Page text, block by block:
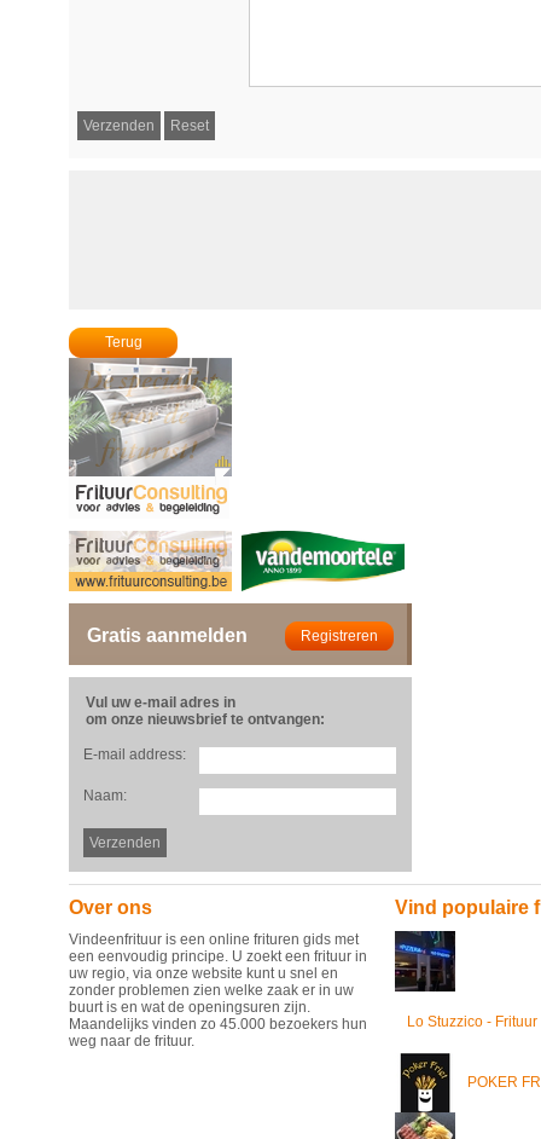
Terug
Gratis aanmelden
Vul uw e-mail adres in
om onze nieuwsbrief te ontvangen:
E-mail address:
Naam:
Over ons
Vindeenfrituur is een online frituren gids met
een eenvoudig principe. U zoekt een frituur in
uw regio, via onze website kunt u snel en
zonder problemen zien welke zaak er in uw
buurt is en wat de openingsuren zijn.
Maandelijks vinden zo 45.000 bezoekers hun
weg naar de frituur.
Vind populaire
Lo Stuzzico -
POKER